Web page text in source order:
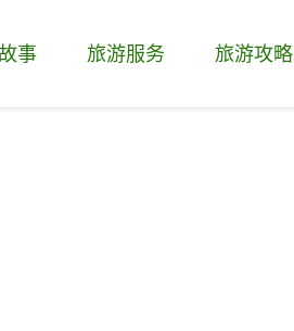
事 旅游服务 旅游攻略